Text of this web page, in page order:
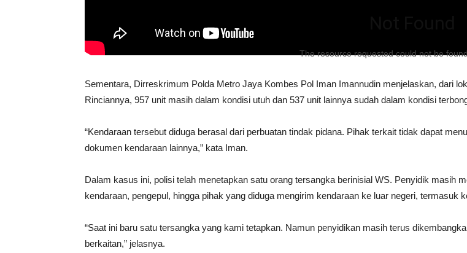
Sementara, Dirreskrimum Polda Metro Jaya Kombes Pol Iman Imannudin menjelaskan, dari
Rinciannya, 957 unit masih dalam kondisi utuh dan 537 unit lainnya sudah dalam kondisi
“Kendaraan tersebut diduga berasal dari perbuatan tindak pidana. Pihak terkait tidak dapat
dokumen kendaraan lainnya,” kata Iman.
Dalam kasus ini, polisi telah menetapkan satu orang tersangka berinisial WS. Penyidik masih
kendaraan, pengepul, hingga pihak yang diduga mengirim kendaraan ke luar negeri, termasuk
“Saat ini baru satu tersangka yang kami tetapkan. Namun penyidikan masih terus
berkaitan,” jelasnya.
The resource requested could not be